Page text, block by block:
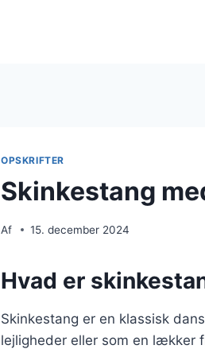
OPSKRIFTER
Skinkestang
Af 15. december 2024
Hvad er
Skinkestang er en klassisk
lejligheder eller som en lækker